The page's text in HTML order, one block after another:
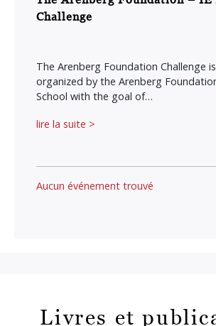
Challenge
The Arenberg Foundation Challenge
organized by the Arenberg
School with the goal of…
lire la suite >
Aucun événement trouvé
Livres et